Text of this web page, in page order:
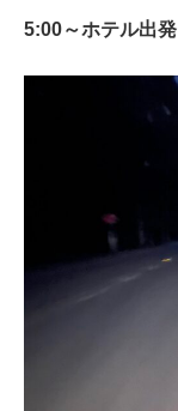
5:00～ホテル出発